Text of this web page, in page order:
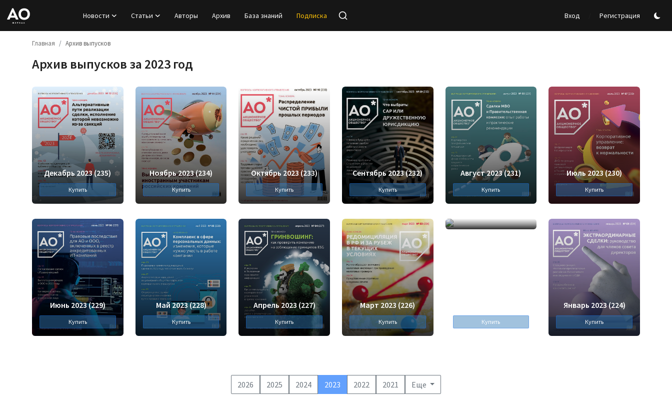
Новости Статьи Авторы Архив База знаний Подписка Вход Регистрация
Регистрация
Новости
База знаний
Подписка
Главная Архив выпусков
Архив выпусков за 2023 год
Декабрь 2023 (235)
Купить
Ноябрь 2023 (234)
Купить
Октябрь 2023 (233)
Купить
Сентябрь 2023 (232)
Купить
Август 2023 (231)
Купить
Июль 2023 (230)
Купить
Июнь 2023 (229)
Купить
Май 2023 (228)
Купить
Апрель 2023 (227)
Купить
Март 2023 (226)
Купить Купить
Январь 2023 (224)
Купить
2026 2025 2024 2023 2022 2021 Еще